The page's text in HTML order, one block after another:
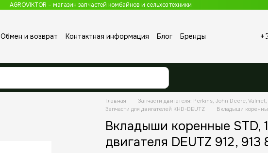
AGROVIKTOR – магазин запчастей комбайнов и сельхоз техники
Обмен и возврат Контактная информация Блог
Бренды
Главная
Запчасти двигателя: Perkins, John Deere,
Запчасти для двигателей KHD-DEUTZ
Вкладыши
Вкладыши коренные STD,
двигателя DEUTZ 912, 913